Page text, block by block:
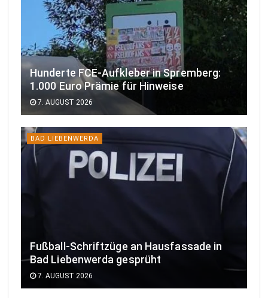
Hunderte FCE-Aufkleber in Spremberg:
1.000 Euro Prämie für Hinweise
7. AUGUST 2026
BAD LIEBENWERDA
Fußball-Schriftzüge an Hausfassade in
Bad Liebenwerda gesprüht
7. AUGUST 2026